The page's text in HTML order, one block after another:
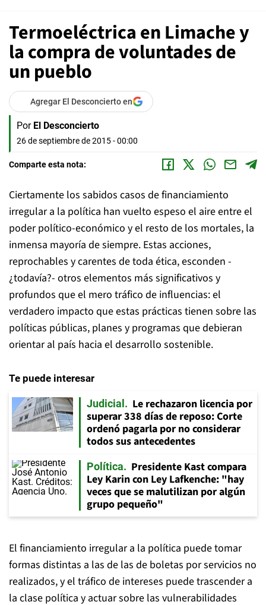
Termoeléctrica en Limache y
la compra de voluntades de
un pueblo
Agregar El Desconcierto en
Por El Desconcierto
26 de septiembre de 2015 - 00:00
Comparte esta nota:
Ciertamente los sabidos casos de financiamiento
irregular a la política han vuelto espeso el aire entre el
poder político-económico y el resto de los mortales, la
inmensa mayoría de siempre. Estas acciones,
reprochables y carentes de toda ética, esconden -
¿todavía?- otros elementos más significativos y
profundos que el mero tráfico de influencias: el
verdadero impacto que estas prácticas tienen sobre las
políticas públicas, planes y programas que debieran
orientar al país hacia el desarrollo sostenible.
Te puede interesar
Judicial
Le rechazaron licencia por
superar 338 días de reposo: Corte
ordenó pagarla por no considerar
todos sus antecedentes
Política
Presidente Kast compara
Ley Karin con Ley Lafkenche: "hay
veces que se malutilizan por algún
grupo pequeño"
El financiamiento irregular a la política puede tomar
formas distintas a las de las de boletas por servicios no
realizados, y el tráfico de intereses puede trascender a
la clase política y actuar sobre las vulnerabilidades